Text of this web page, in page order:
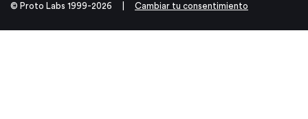
© Proto Labs 1999-2026 Cambiar tu consentimiento